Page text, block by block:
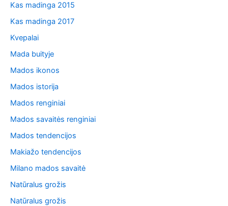
Kas madinga 2015
Kas madinga 2017
Kvepalai
Mada buityje
Mados ikonos
Mados istorija
Mados renginiai
Mados savaitės renginiai
Mados tendencijos
Makiažo tendencijos
Milano mados savaitė
Natūralus grožis
Natūralus grožis